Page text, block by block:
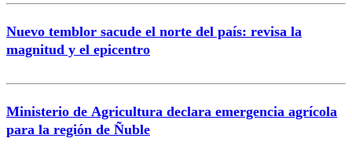
Nuevo temblor sacude el norte del país: revisa la
magnitud y el epicentro
Ministerio de Agricultura declara emergencia agrícola
para la región de Ñuble